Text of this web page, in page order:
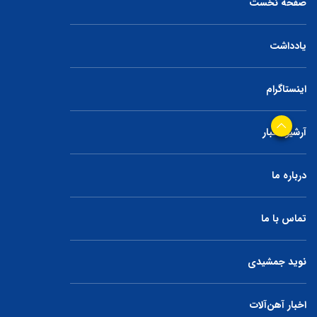
یادداشت
اینستاگرام
آرشیو اخبار
درباره ما
تماس با ما
نوید جمشیدی
اخبار آهن‌آلات